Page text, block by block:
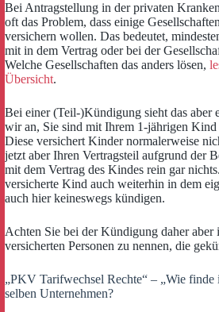
Bei Antragstellung in der privaten
oft das Problem, dass einige
versichern wollen. Das bedeutet,
mit in dem Vertrag oder bei der
Welche Gesellschaften das anders lösen,
Übersicht.
Bei einer (Teil-)Kündigung sieht das aber
wir an, Sie sind mit Ihrem 1-jährigen
Diese versichert Kinder normalerweise
jetzt aber Ihren Vertragsteil aufgrund der
mit dem Vertrag des Kindes rein gar
versicherte Kind auch weiterhin in dem
auch hier keineswegs kündigen.
Achten Sie bei der Kündigung daher aber
versicherten Personen zu nennen, die
„PKV Tarifwechsel Rechte“ – „Wie finde
selben Unternehmen?